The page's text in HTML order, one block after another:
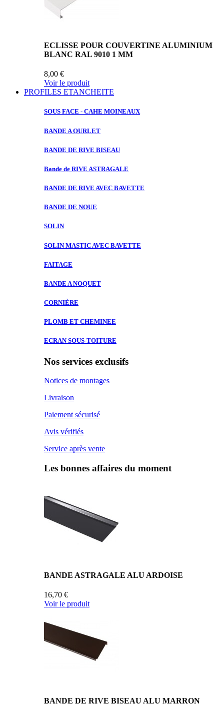
ECLISSE POUR COUVERTINE ALUMINIUM
BLANC RAL 9010 1 MM
8,00 €
Voir le produit
PROFILES ETANCHEITE
SOUS FACE - CAHE MOINEAUX
BANDE AOURLET
BANDE DE RIVE BISEAU
Bande de RIVE ASTRAGALE
BANDE DE RIVE AVEC BAVETTE
BANDE DE NOUE
SOLIN
SOLIN MASTIC AVEC BAVETTE
FAITAGE
BANDE ANOQUET
CORNIÈRE
PLOMB ET CHEMINEE
ECRAN SOUS-TOITURE
Nos services exclusifs
Notices de montages
Livraison
Paiement sécurisé
Avis vérifiés
Service après vente
Les bonnes affaires du moment
BANDE ASTRAGALE ALU ARDOISE
16,70 €
Voir le produit
BANDE DE RIVE BISEAU ALU MARRON